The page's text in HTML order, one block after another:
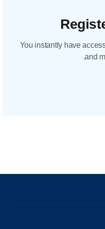
You instantly have
and